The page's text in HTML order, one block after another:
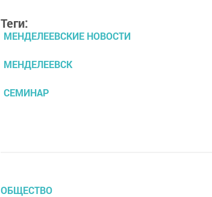
Теги:
МЕНДЕЛЕЕВСКИЕ НОВОСТИ
МЕНДЕЛЕЕВСК
СЕМИНАР
ОБЩЕСТВО